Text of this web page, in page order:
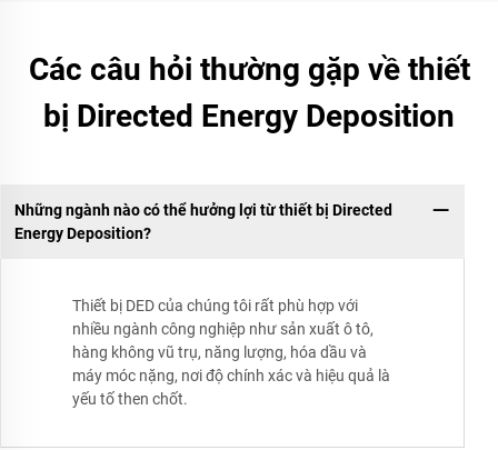
Các câu hỏi thường gặp về thiết
bị Directed Energy Deposition
Những ngành nào có thể hưởng lợi từ thiết bị Directed
Energy Deposition?
Thiết bị DED của chúng tôi rất phù hợp với
nhiều ngành công nghiệp như sản xuất ô tô,
hàng không vũ trụ, năng lượng, hóa dầu và
máy móc nặng, nơi độ chính xác và hiệu quả là
yếu tố then chốt.